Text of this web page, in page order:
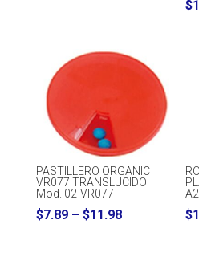
$
PASTILLERO ORGANIC
VR077 TRANSLUCIDO
Mod. 02-VR077
$7.89 – $11.98Price
$